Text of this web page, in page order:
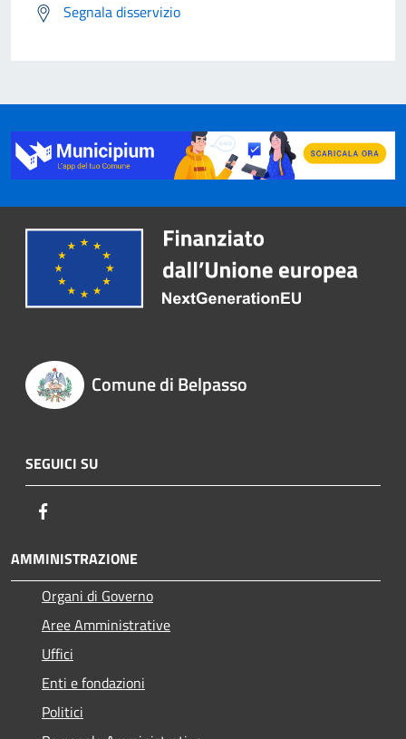
Segnala disservizio
Comune di Belpasso
SEGUICI SU
AMMINISTRAZIONE
Organi di Governo
Aree Amministrative
Uffici
Enti e fondazioni
Politici